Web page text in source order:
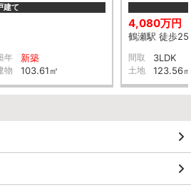
建て
年 新築
物 103.61㎡
4,080万円
鶴瀬駅 徒歩25
間取 3LDK
土地 123.56